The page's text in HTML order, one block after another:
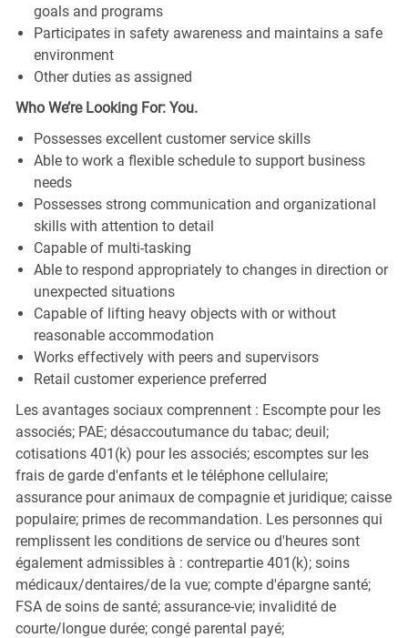
goals and programs
Participates in safety awareness and maintains a safe
environment
Other duties as assigned
Who We’re Looking For: You.
Possesses excellent customer service skills
Able to work a flexible schedule to support business
needs
Possesses strong communication and organizational
skills with attention to detail
Capable of multi-tasking
Able to respond appropriately to changes in direction or
unexpected situations
Capable of lifting heavy objects with or without
reasonable accommodation
Works effectively with peers and supervisors
Retail customer experience preferred
Les avantages sociaux comprennent : Escompte pour les
associés; PAE; désaccoutumance du tabac; deuil;
cotisations 401(k) pour les associés; escomptes sur les
frais de garde d'enfants et le téléphone cellulaire;
assurance pour animaux de compagnie et juridique; caisse
populaire; primes de recommandation. Les personnes qui
remplissent les conditions de service ou d'heures sont
également admissibles à : contrepartie 401(k); soins
médicaux/dentaires/de la vue; compte d'épargne santé;
FSA de soins de santé; assurance-vie; invalidité de
courte/longue durée; congé parental payé;